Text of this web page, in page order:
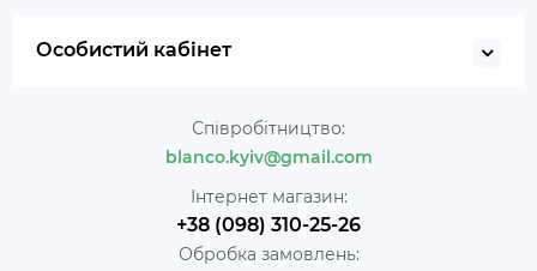
Особистий кабінет
Співробітництво:
blanco.kyiv@gmail.com
Інтернет магазин:
+38 (098) 310-25-26
Обробка замовлень: